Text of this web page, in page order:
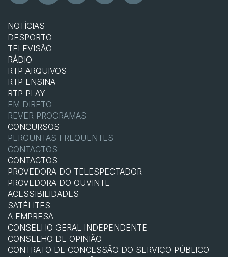
NOTÍCIAS
DESPORTO
TELEVISÃO
RÁDIO
RTP ARQUIVOS
RTP ENSINA
RTP PLAY
EM DIRETO
REVER PROGRAMAS
CONCURSOS
PERGUNTAS FREQUENTES
CONTACTOS
CONTACTOS
PROVEDORA DO TELESPECTADOR
PROVEDORA DO OUVINTE
ACESSIBILIDADES
SATÉLITES
A EMPRESA
CONSELHO GERAL INDEPENDENTE
CONSELHO DE OPINIÃO
CONTRATO DE CONCESSÃO DO SERVIÇO PÚBLICO